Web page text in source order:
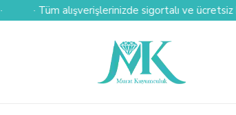
· Tüm alışverişlerinizde sigortalı ve ücretsiz kargo ·